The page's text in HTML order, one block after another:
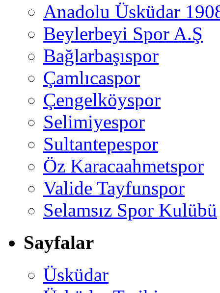
Anadolu Üsküdar
Beylerbeyi Spor A.Ş
Bağlarbaşıspor
Çamlıcaspor
Çengelköyspor
Selimiyespor
Sultantepespor
Öz Karacaahmetspor
Valide Tayfunspor
Selamsız Spor Kulübü
Sayfalar
Üsküdar